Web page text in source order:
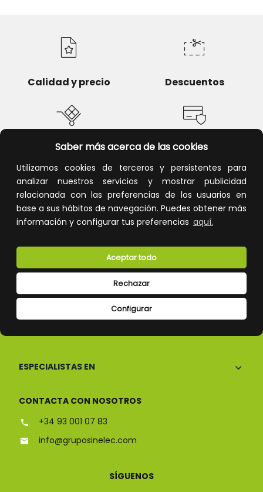
Saber más acerca de las cookies
Utilizamos cookies de terceros y persistentes para
analizar nuestros servicios y mostrar publicidad
relacionada con las preferencias de los usuarios en
base a sus hábitos de navegación. Puedes obtener más
información y configurar tus preferencias aquí.
Configurar
Rechazar
Aceptar todo
Calidad y precio Descuentos
Devoluciones Pago seguro
Atención al cliente
ESPECIALISTAS EN
CONTACTA CON NOSOTROS
+34 93 001 07 83
info@gruposinelec.com
SÍGUENOS